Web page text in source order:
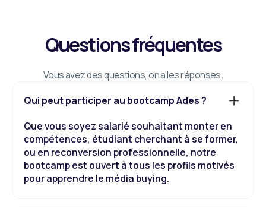
Questions fréquentes
Vous avez des questions, on a les réponses.
Qui peut participer au bootcamp Ades ?
Que vous soyez salarié souhaitant monter en
compétences, étudiant cherchant à se former,
ou en reconversion professionnelle, notre
bootcamp est ouvert à tous les profils motivés
pour apprendre le média buying.